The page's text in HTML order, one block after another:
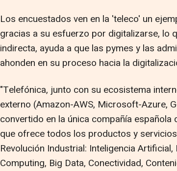
Los encuestados ven en la 'teleco' un
gracias a su esfuerzo por digitalizarse, lo
indirecta, ayuda a que las pymes y las
ahonden en su proceso hacia la
"Telefónica, junto con su ecosistema
externo (Amazon-AWS, Microsoft-Azure,
convertido en la única compañía
que ofrece todos los productos y
Revolución Industrial: Inteligencia
Computing, Big Data, Conectividad,